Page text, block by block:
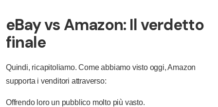
eBay vs Amazon: Il verdetto
finale
Quindi, ricapitoliamo. Come abbiamo visto oggi, Amazon
supporta i venditori attraverso:
Offrendo loro un pubblico molto più vasto.